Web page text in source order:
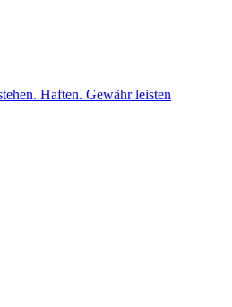
Haften. Gewähr leisten